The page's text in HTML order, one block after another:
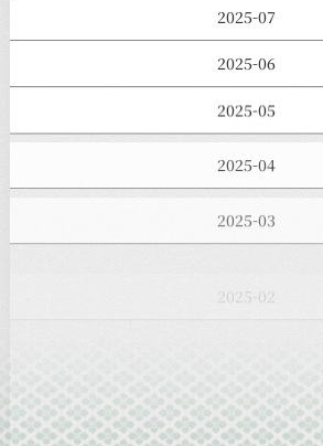
2025-07
2025-06
2025-05
2025-04
2025-03
2025-02
2025-01
2024-11
2024-10